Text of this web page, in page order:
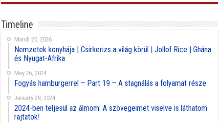
Timeline
March 20, 2026
Nemzetek konyhája | Csirkerizs a világ körül | Jollof Rice | Ghána
és Nyugat-Afrika
May 26, 2024
Fogyás hamburgerrel – Part 19 – A stagnálás a folyamat része
January 29, 2024
2024-ben teljesül az álmom: A szövegeimet viselve is láthatom
rajtatok!